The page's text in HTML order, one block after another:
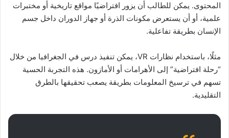
المحتوى. يمكن للطالب أن يزور افتراضيًا مواقع تاريخية أو مختبرات
علمية، أو أن يستعرض مكونات الذرة أو جهاز الدوران داخل جسم
الإنسان بطريقة تفاعلية.
مثلًا، باستخدام نظارات VR، يمكن تنفيذ درس في الجغرافيا من خلال
“رحلة افتراضية” إلى الأهرامات أو الأمازون. هذه التجربة الحسية
تسهم في ترسيخ المعلومات بطريقة يصعب تحقيقها بالطرق
التقليدية.